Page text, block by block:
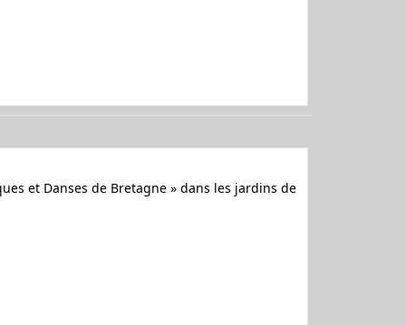
et Danses de Bretagne » dans les jardins de